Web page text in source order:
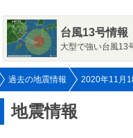
台風13号情報
大型で強い台風13
過去の地震情報 2020年11月
地震情報